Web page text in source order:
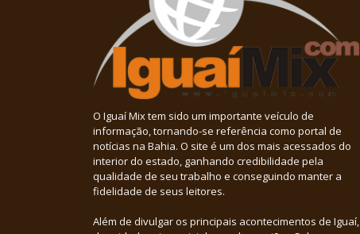
O Iguaí Mix tem sido um importante veículo de
informação, tornando-se referência como portal de
notícias na Bahia. O site é um dos mais acessados do
interior do estado, ganhando credibilidade pela
qualidade de seu trabalho e conseguindo manter a
fidelidade de seus leitores.
Além de divulgar os principais acontecimentos de Iguaí,